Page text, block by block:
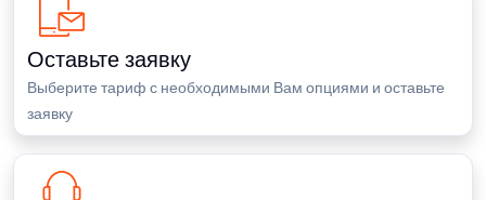
Оставьте заявку
Выберите тариф с необходимыми Вам опциями и оставьте
заявку